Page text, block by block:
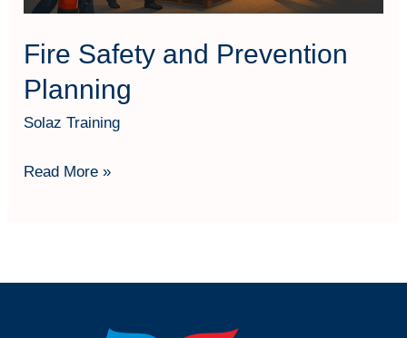
Fire Safety and Prevention
Planning
Solaz Training
Read More »